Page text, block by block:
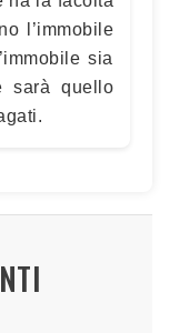
l’immobile
sia
sarà quello